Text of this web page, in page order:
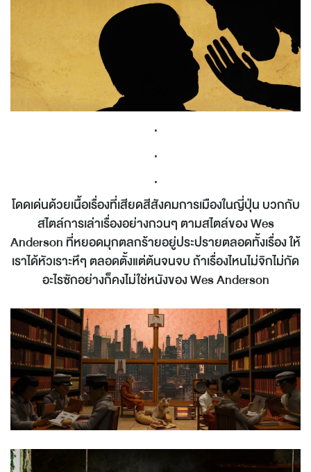
.
.
.
โดดเด่นด้วยเนื้อเรื่องที่เสียดสีสังคมการเมืองในญี่ปุ่น บวกกับ
สไตล์การเล่าเรื่องอย่างกวนๆ ตามสไตล์ของ Wes
Anderson ที่หยอดมุกตลกร้ายอยู่ประปรายตลอดทั้งเรื่อง ให้
เราได้หัวเราะหึๆ ตลอดตั้งแต่ต้นจนจบ ถ้าเรื่องไหนไม่จิกไม่กัด
อะไรซักอย่างก็คงไม่ใช่หนังของ Wes Anderson